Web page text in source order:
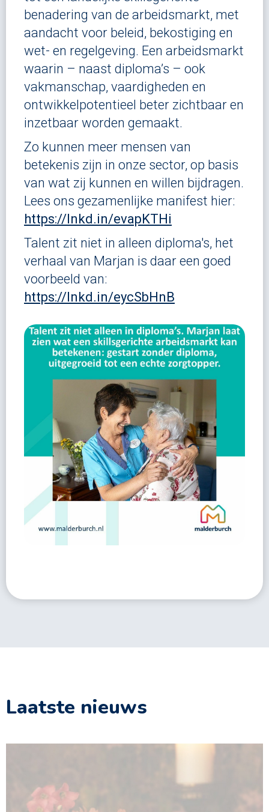
benadering van de arbeidsmarkt, met
aandacht voor beleid, bekostiging en
wet- en regelgeving. Een arbeidsmarkt
waarin – naast diploma’s – ook
vakmanschap, vaardigheden en
ontwikkelpotentieel beter zichtbaar en
inzetbaar worden gemaakt.
Zo kunnen meer mensen van
betekenis zijn in onze sector, op basis
van wat zij kunnen en willen bijdragen.
Lees ons gezamenlijke manifest hier:
https://lnkd.in/evapKTHi
Talent zit niet in alleen diploma's, het
verhaal van Marjan is daar een goed
voorbeeld van:
https://lnkd.in/eycSbHnB
Laatste nieuws